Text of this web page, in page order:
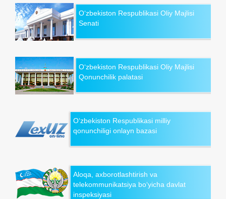
O‘zbekiston Respublikasi Oliy Majlisi
Senati
O‘zbekiston Respublikasi Oliy Majlisi
Qonunchilik palatasi
O‘zbekiston Respublikasi milliy
qonunchiligi onlayn bazasi
Aloqa, axborotlashtirish va
telekommunikatsiya bo‘yicha davlat
inspeksiyasi